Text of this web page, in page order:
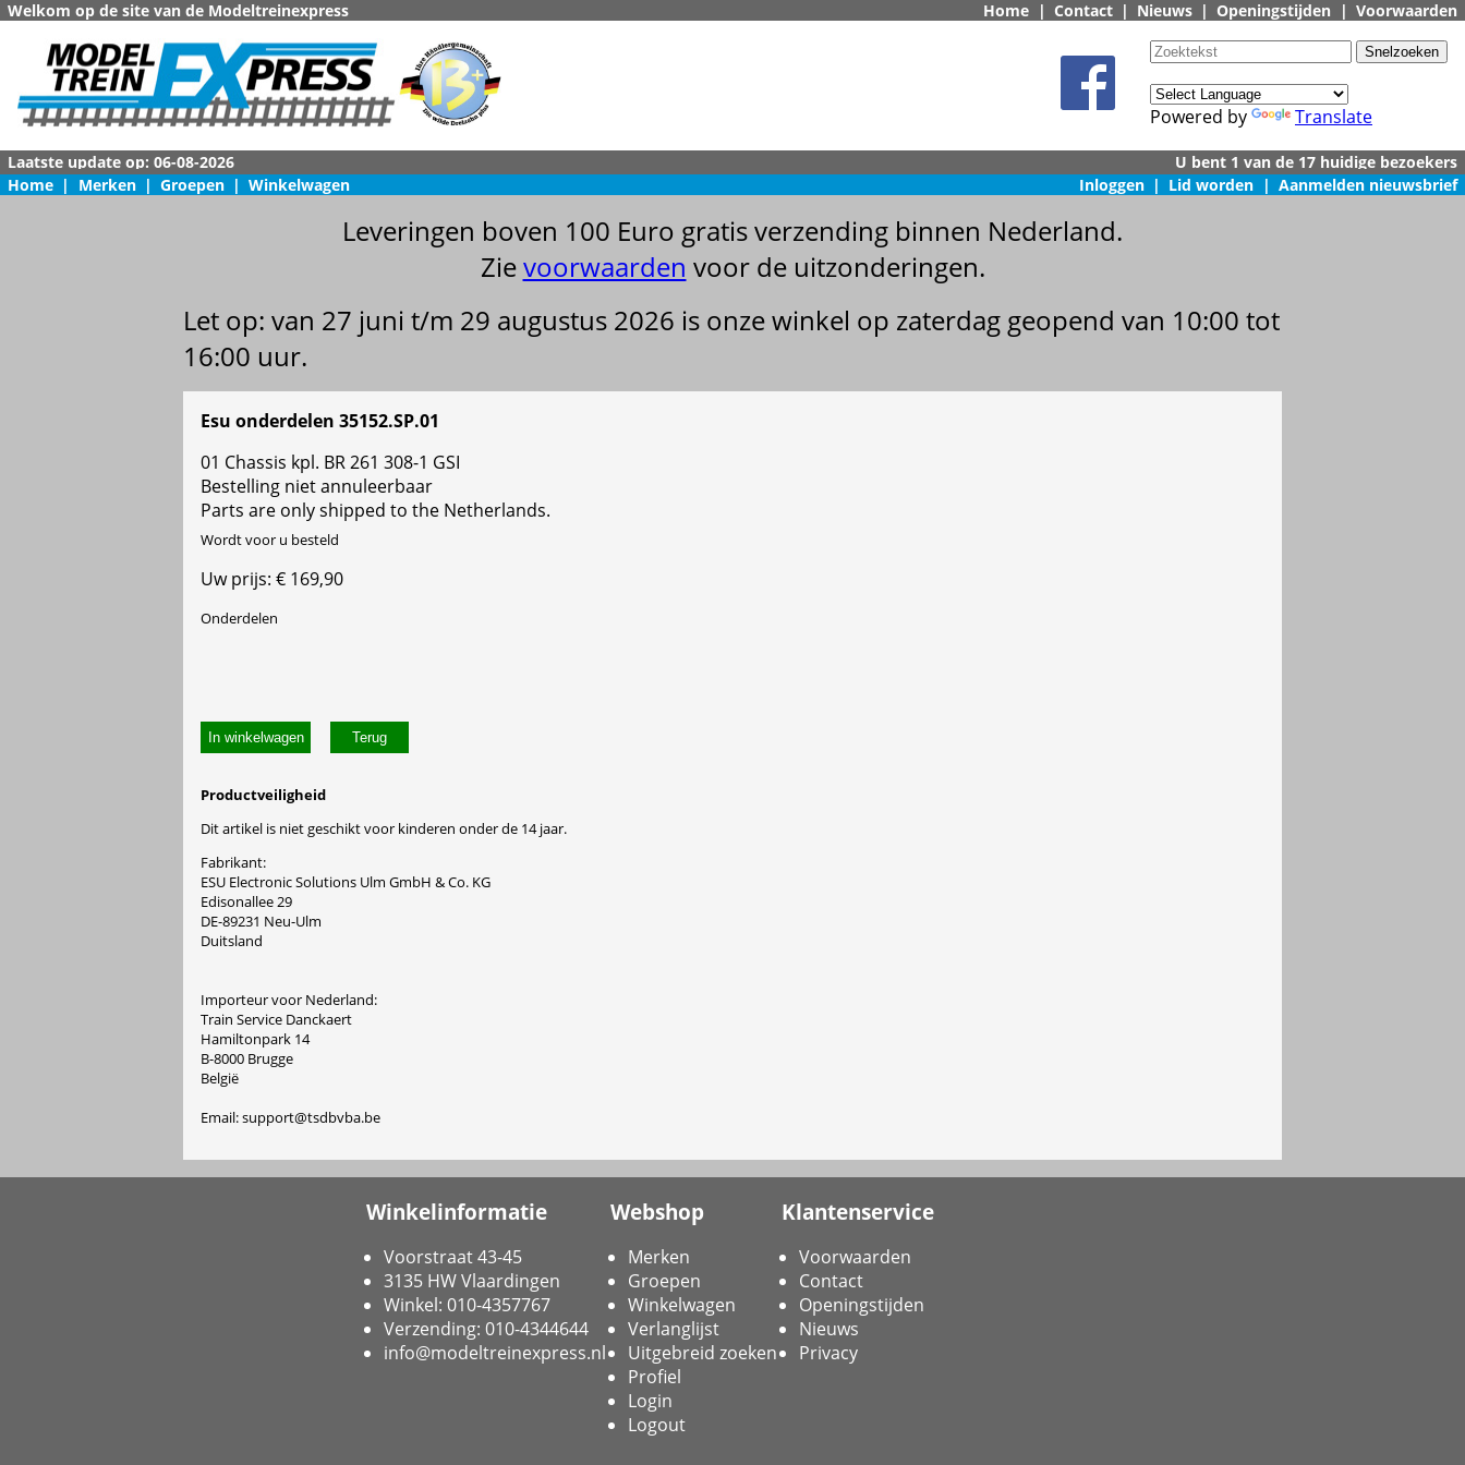
Welkom op de site van de Modeltreinexpress Home | Contact | Nieuws | Openingstijden | Voorwaarden
Powered by Translate
Home | Merken | Groepen | Winkelwagen Inloggen | Lid worden | Aanmelden nieuwsbrief
Leveringen boven 100 Euro gratis verzending binnen Nederland.
Zievoorwaarden voor de uitzonderingen.
Let op: van 27 juni t/m 29 augustus 2026 is onze winkel op zaterdag geopend van 10:00 tot
16:00 uur.
Esu onderdelen 35152.SP.01
01 Chassis kpl. BR 261 308-1 GSI
Bestelling niet annuleerbaar
Parts are only shipped to the Netherlands.
Wordt voor u besteld
Uw prijs: € 169,90
Onderdelen
In winkelwagen
Productveiligheid
Dit artikel is niet geschikt voor kinderen onder de 14 jaar.
Fabrikant:
ESU Electronic Solutions Ulm GmbH & Co. KG
Edisonallee 29
DE-89231 Neu-Ulm
Duitsland
Importeur voor Nederland:
Train Service Danckaert
Hamiltonpark 14
B-8000 Brugge
België
Email: support@tsdbvba.be
Winkelinformatie
Voorstraat 43-45
3135 HW Vlaardingen
Winkel: 010-4357767
Verzending: 010-4344644
info@modeltreinexpress.nl
Webshop
Merken
Groepen
Winkelwagen
Verlanglijst
Uitgebreid zoeken
Profiel
Login
Logout
Klantenservice
Voorwaarden
Contact
Openingstijden
Nieuws
Privacy